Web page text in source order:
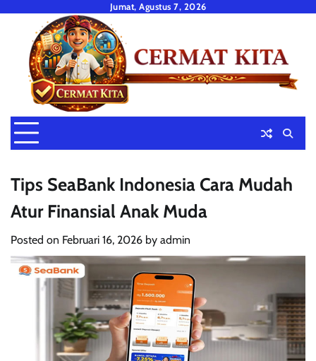
content
Jumat, Agustus 7, 2026
Tips SeaBank Indonesia Cara Mudah
Atur Finansial Anak Muda
Posted on Februari 16, 2026 by admin